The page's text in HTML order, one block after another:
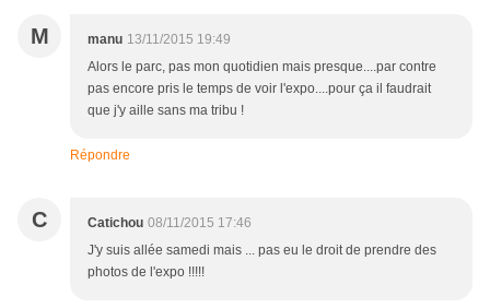
M manu 13/11/2015 19:49
Alors le parc, pas mon quotidien mais presque....par contre
pas encore pris le temps de voir l'expo....pour ça il faudrait
que j'y aille sans ma tribu !
Répondre
C Catichou 08/11/2015 17:46
J'y suis allée samedi mais ... pas eu le droit de prendre des
photos de l'expo !!!!!